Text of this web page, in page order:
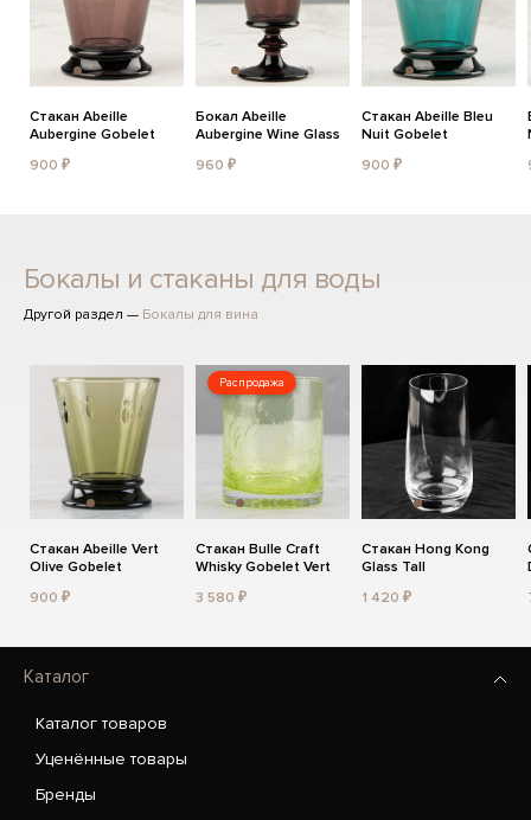
Стакан Abeille
Aubergine Gobelet
900 ₽
Бокал Abeille
Aubergine Wine Glass
960 ₽
Стакан Abeille Bleu
Nuit Gobelet
900 ₽
Бокалы и стаканы для воды
Другой раздел — Бокалы для вина
Стакан Abeille Vert
Olive Gobelet
900 ₽
Распродажа
Стакан Bulle Craft
Whisky Gobelet Vert
3 580 ₽
Стакан Hong Kong
Glass Tall
1 420 ₽
Каталог
Каталог товаров
Уценённые товары
Бренды